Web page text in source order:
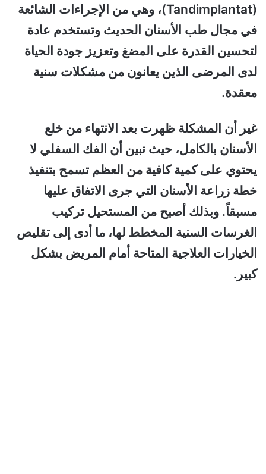
(Tandimplantat)، وهي من الإجراءات الشائعة
في مجال طب الأسنان الحديث وتستخدم عادة
لتحسين القدرة على المضغ وتعزيز جودة الحياة
لدى المرضى الذين يعانون من مشكلات سنية
معقدة.
غير أن المشكلة ظهرت بعد الانتهاء من خلع
الأسنان بالكامل، حيث تبين أن الفك السفلي لا
يحتوي على كمية كافية من العظم تسمح بتنفيذ
خطة زراعة الأسنان التي جرى الاتفاق عليها
مسبقاً. وبذلك أصبح من المستحيل تركيب
الغرسات السنية المخطط لها، ما أدى إلى تقليص
الخيارات العلاجية المتاحة أمام المريض بشكل
كبير.